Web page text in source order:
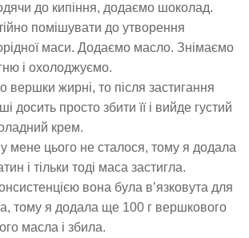
до кипіння, додаємо шоколад.
помішувати до утворення
маси. Додаємо масло. Знімаємо
і охолоджуємо.
вершки жирні, то після застигання
досить просто збити її і вийде густий
крем.
мене цього не сталося, тому я додала
і тільки тоді маса застигла.
вона була в’язковута для
тому я додала ще 100 г вершкового
масла і збила.